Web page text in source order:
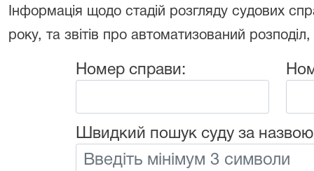
Інформація щодо стадій розгляду судових
року, та звітів про автоматизований
Номер справи:
Швидкий пошук суду за